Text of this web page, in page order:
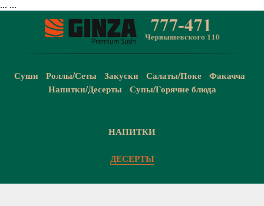
... ...
Суши/ Роллы/Сеты/ Закуски/ Салаты/Поке/ Факачча
Напитки/Десерты/ Супы/Горячие блюда
НАПИТКИ
ДЕСЕРТЫ